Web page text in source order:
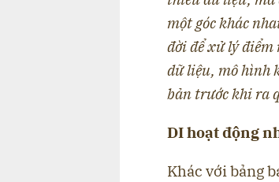
một góc khác
đời để xử lý điểm
dữ liệu, mô hình
bản trước khi ra
DI hoạt động
Khác với bảng